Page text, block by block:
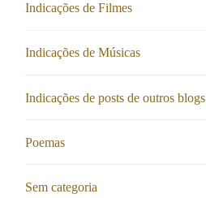
Indicações de Filmes
Indicações de Músicas
Indicações de posts de outros blogs
Poemas
Sem categoria